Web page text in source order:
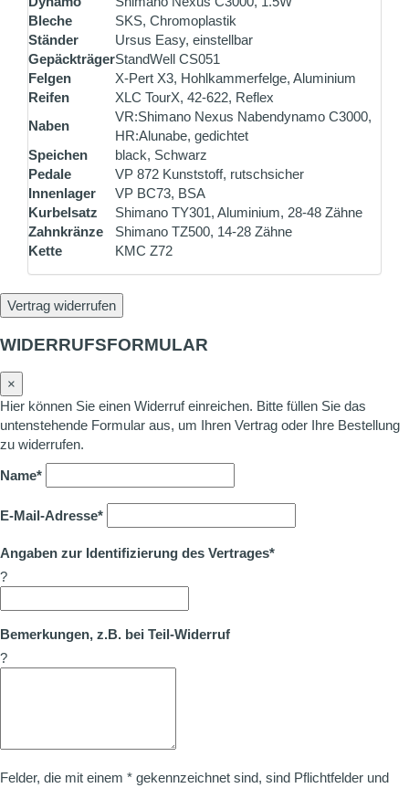
Bleche
SKS, Chromoplastik
Ständer
Ursus Easy, einstellbar
GepäckträgerStandWell CS051
Felgen
X-Pert X3, Hohlkammerfelge, Aluminium
Reifen
XLC TourX, 42-622, Reflex
Naben
VR:Shimano Nexus Nabendynamo C3000,
HR:Alunabe, gedichtet
Speichen
black, Schwarz
Pedale
VP 872 Kunststoff, rutschsicher
Innenlager
VP BC73, BSA
Kurbelsatz
Shimano TY301, Aluminium, 28-48 Zähne
Zahnkränze
Shimano TZ500, 14-28 Zähne
Kette
KMC Z72
Vertrag widerrufen
WIDERRUFSFORMULAR
×
Hier können Sie einen Widerruf einreichen. Bitte füllen Sie das
untenstehende Formular aus, um Ihren Vertrag oder Ihre Bestellung
zu widerrufen.
Name*
E-Mail-Adresse*
Angaben zur Identifizierung des Vertrages*
?
Bemerkungen, z.B. bei Teil-Widerruf
?
Felder, die mit einem * gekennzeichnet sind, sind Pflichtfelder und